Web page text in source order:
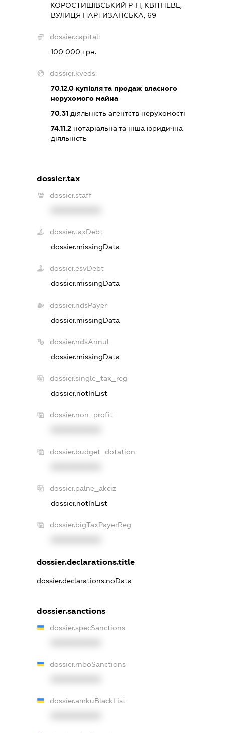
КОРОСТИШІВСЬКИЙ Р-Н, КВІТНЕВЕ,
ВУЛИЦЯ ПАРТИЗАНСЬКА, 69
dossier.capital:
100 000 грн.
dossier.kveds:
70.12.0 купівля та продаж власного
нерухомого майна
70.31 діяльність агентств нерухомості
74.11.2 нотаріальна та інша юридична
діяльність
dossier.tax
dossier.staff
dossier.taxDebt
dossier.missingData
dossier.esvDebt
dossier.missingData
dossier.ndsPayer
dossier.missingData
dossier.ndsAnnul
dossier.missingData
dossier.single_tax_reg
dossier.notInList
dossier.non_profit
dossier.budget_dotation
dossier.palne_akciz
dossier.notInList
dossier.bigTaxPayerReg
dossier.declarations.title
dossier.declarations.noData
dossier.sanctions
dossier.specSanctions
dossier.rnboSanctions
dossier.amkuBlackList